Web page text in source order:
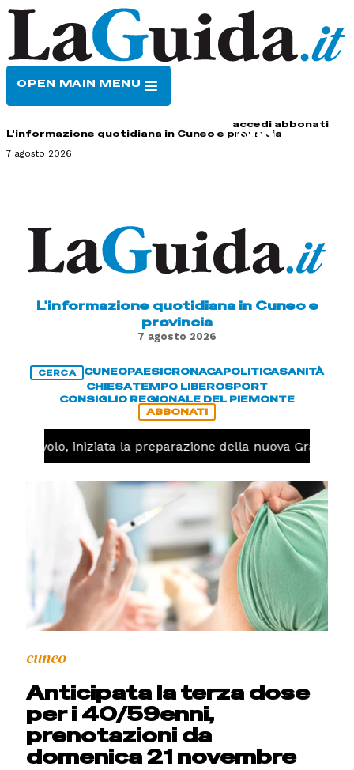
OPEN MAIN MENU
accedi abbonati
L'informazione quotidiana in Cuneo e provincia
7 agosto 2026
L'informazione quotidiana in Cuneo e
provincia
7 agosto 2026
CERCA CUNEOPAESICRONACAPOLITICASANITÀ
CHIESATEMPO LIBEROSPORT
CONSIGLIO REGIONALE DEL PIEMONTE
ABBONATI
Pallavolo, iniziata la preparazione della nuova Granda
cuneo
Anticipata la terza dose
per i 40/59enni,
prenotazioni da
domenica 21 novembre